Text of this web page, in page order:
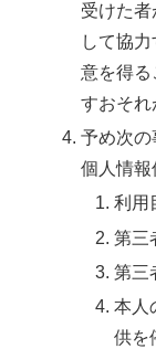
受けた
して協
意を得
すおそれ
予め次
個人情報
利用
第三
第三
本人
供を